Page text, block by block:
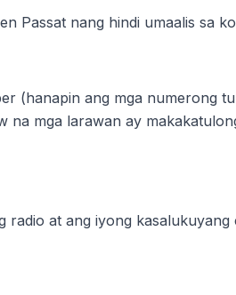
Passat nang hindi umaalis sa
(hanapin ang mga numerong
na mga larawan ay
radio at ang iyong kasalukuyang